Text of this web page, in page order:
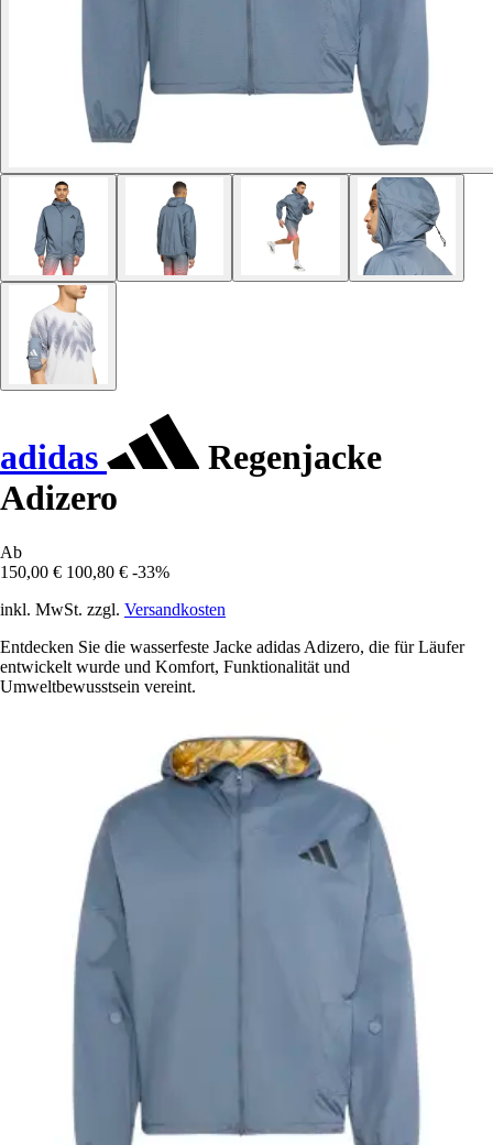
adidas
Regenjacke
Adizero
Ab
150,00 € 100,80 € -33%
inkl. MwSt. zzgl. Versandkosten
Entdecken Sie die wasserfeste Jacke adidas Adizero, die für Läufer
entwickelt wurde und Komfort, Funktionalität und
Umweltbewusstsein vereint.